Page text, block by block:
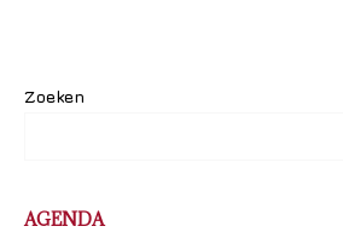
Zoeken
AGENDA